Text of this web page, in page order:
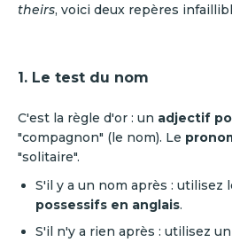
theirs, voici deux repères
1. Le test du nom
C'est la règle d'or : un adjectif
"compagnon" (le nom). Le
"solitaire".
S'il y a un nom après : utilisez
possessifs en anglais.
S'il n'y a rien après : utilisez